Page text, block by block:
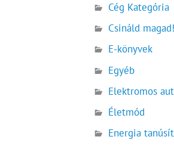
Cég Kategória
Csináld magad!
E-könyvek
Egyéb
Elektromos
Életmód
Energia